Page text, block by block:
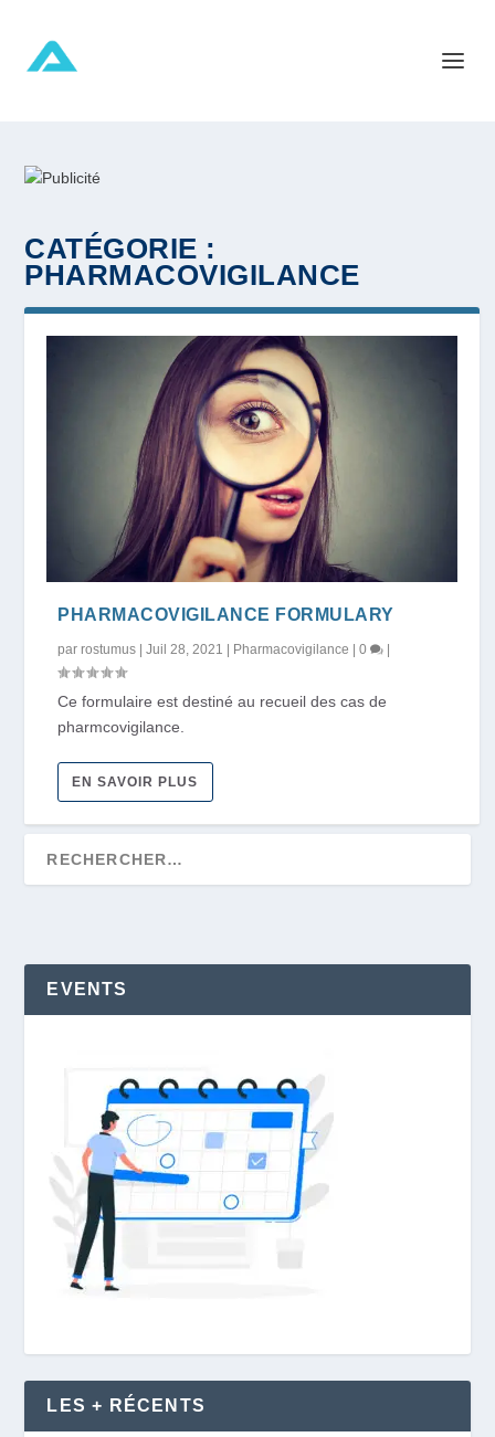
CATÉGORIE :
PHARMACOVIGILANCE
PHARMACOVIGILANCE FORMULARY
parrostumus |Juil 28, 2021 | Pharmacovigilance |0 |
Ce formulaire est destiné au recueil des cas de
pharmcovigilance.
EN SAVOIR PLUS
EVENTS
LES + RÉCENTS